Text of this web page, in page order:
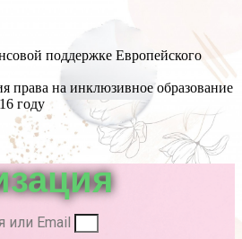
поддержке Европейского
права на инклюзивное образование
году
или Email